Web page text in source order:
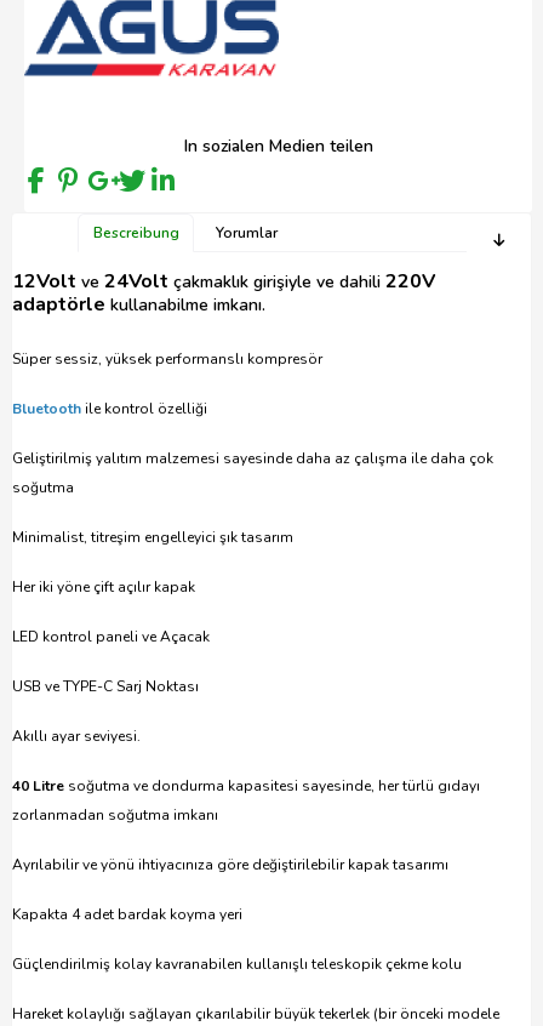
In sozialen Medien teilen
Bescreibung Yorumlar
12Volt ve 24Volt çakmaklık girişiyle ve dahili 220V
adaptörle kullanabilme imkanı.
Süper sessiz, yüksek performanslı kompresör
Bluetooth ile kontrol özelliği
Geliştirilmiş yalıtım malzemesi sayesinde daha az çalışma ile daha çok
soğutma
Minimalist, titreşim engelleyici şık tasarım
Her iki yöne çift açılır kapak
LED kontrol paneli ve Açacak
USB ve TYPE-C Sarj Noktası
Akıllı ayar seviyesi.
40 Litre soğutma ve dondurma kapasitesi sayesinde, her türlü gıdayı
zorlanmadan soğutma imkanı
Ayrılabilir ve yönü ihtiyacınıza göre değiştirilebilir kapak tasarımı
Kapakta 4 adet bardak koyma yeri
Güçlendirilmiş kolay kavranabilen kullanışlı teleskopik çekme kolu
Hareket kolaylığı sağlayan çıkarılabilir büyük tekerlek (bir önceki modele